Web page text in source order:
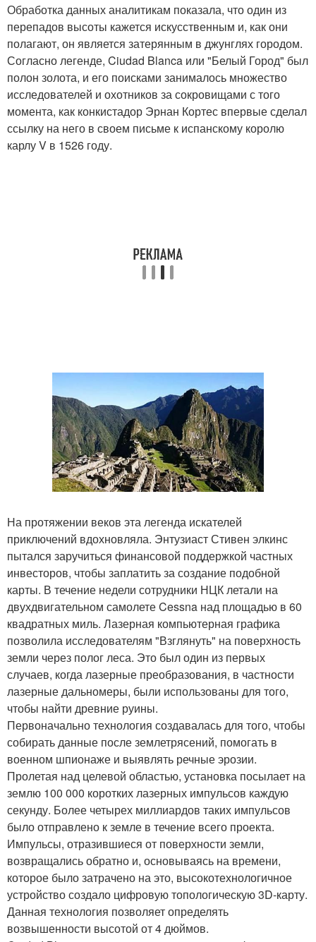
Обработка данных аналитикам показала, что один из
перепадов высоты кажется искусственным и, как они
полагают, он является затерянным в джунглях городом.
Согласно легенде, Ciudad Blanca или "Белый Город" был
полон золота, и его поисками занималось множество
исследователей и охотников за сокровищами с того
момента, как конкистадор Эрнан Кортес впервые сделал
ссылку на него в своем письме к испанскому королю
карлу V в 1526 году.
На протяжении веков эта легенда искателей
приключений вдохновляла. Энтузиаст Стивен элкинс
пытался заручиться финансовой поддержкой частных
инвесторов, чтобы заплатить за создание подобной
карты. В течение недели сотрудники НЦК летали на
двухдвигательном самолете Cessna над площадью в 60
квадратных миль. Лазерная компьютерная графика
позволила исследователям "Взглянуть" на поверхность
земли через полог леса. Это был один из первых
случаев, когда лазерные преобразования, в частности
лазерные дальномеры, были использованы для того,
чтобы найти древние руины.
Первоначально технология создавалась для того, чтобы
собирать данные после землетрясений, помогать в
военном шпионаже и выявлять речные эрозии.
Пролетая над целевой областью, установка посылает на
землю 100 000 коротких лазерных импульсов каждую
секунду. Более четырех миллиардов таких импульсов
было отправлено к земле в течение всего проекта.
Импульсы, отразившиеся от поверхности земли,
возвращались обратно и, основываясь на времени,
которое было затрачено на это, высокотехнологичное
устройство создало цифровую топологическую 3D-карту.
Данная технология позволяет определять
возвышенности высотой от 4 дюймов.